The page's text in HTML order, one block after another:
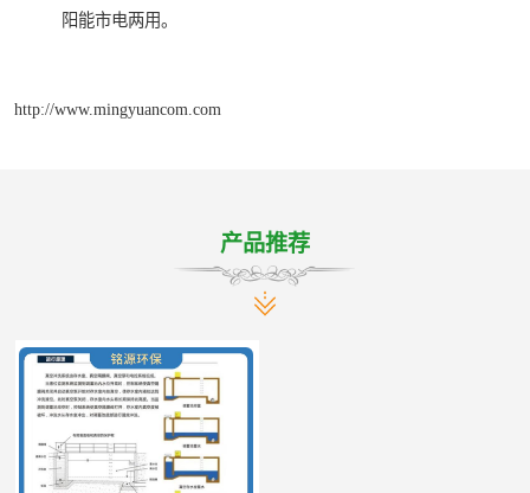
阳能市电两用。
http://www.mingyuancom.com
产品推荐